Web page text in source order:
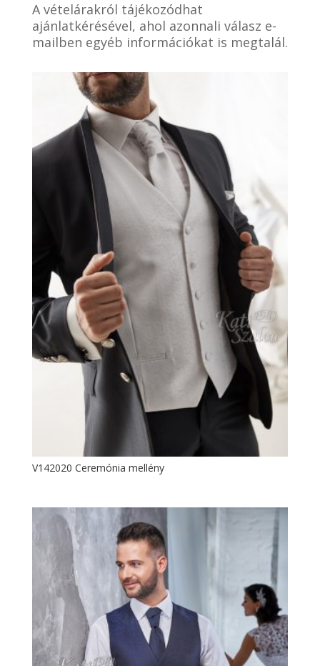
A vételárakról tájékozódhat
ajánlatkérésével, ahol azonnali válasz e-
mailben egyéb információkat is megtalál.
V142020 Ceremónia mellény